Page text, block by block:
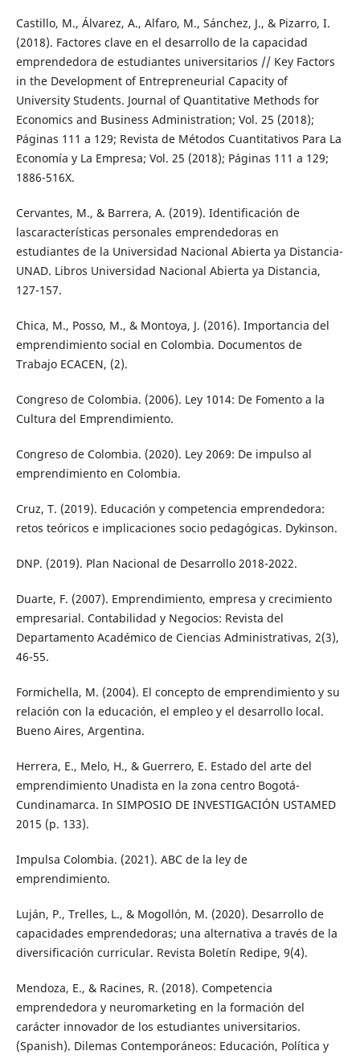
Castillo, M., Álvarez, A., Alfaro, M., Sánchez, J., & Pizarro, I.
(2018). Factores clave en el desarrollo de la capacidad
emprendedora de estudiantes universitarios // Key Factors
in the Development of Entrepreneurial Capacity of
University Students. Journal of Quantitative Methods for
Economics and Business Administration; Vol. 25 (2018);
Páginas 111 a 129; Revista de Métodos Cuantitativos Para La
Economía y La Empresa; Vol. 25 (2018); Páginas 111 a 129;
1886-516X.
Cervantes, M., & Barrera, A. (2019). Identificación de
lascaracterísticas personales emprendedoras en
estudiantes de la Universidad Nacional Abierta ya Distancia-
UNAD. Libros Universidad Nacional Abierta ya Distancia,
127-157.
Chica, M., Posso, M., & Montoya, J. (2016). Importancia del
emprendimiento social en Colombia. Documentos de
Trabajo ECACEN, (2).
Congreso de Colombia. (2006). Ley 1014: De Fomento a la
Cultura del Emprendimiento.
Congreso de Colombia. (2020). Ley 2069: De impulso al
emprendimiento en Colombia.
Cruz, T. (2019). Educación y competencia emprendedora:
retos teóricos e implicaciones socio pedagógicas. Dykinson.
DNP. (2019). Plan Nacional de Desarrollo 2018-2022.
Duarte, F. (2007). Emprendimiento, empresa y crecimiento
empresarial. Contabilidad y Negocios: Revista del
Departamento Académico de Ciencias Administrativas, 2(3),
46-55.
Formichella, M. (2004). El concepto de emprendimiento y su
relación con la educación, el empleo y el desarrollo local.
Bueno Aires, Argentina.
Herrera, E., Melo, H., & Guerrero, E. Estado del arte del
emprendimiento Unadista en la zona centro Bogotá-
Cundinamarca. In SIMPOSIO DE INVESTIGACIÓN USTAMED
2015 (p. 133).
Impulsa Colombia. (2021). ABC de la ley de
emprendimiento.
Luján, P., Trelles, L., & Mogollón, M. (2020). Desarrollo de
capacidades emprendedoras; una alternativa a través de la
diversificación curricular. Revista Boletín Redipe, 9(4).
Mendoza, E., & Racines, R. (2018). Competencia
emprendedora y neuromarketing en la formación del
carácter innovador de los estudiantes universitarios.
(Spanish). Dilemas Contemporáneos: Educación, Política y